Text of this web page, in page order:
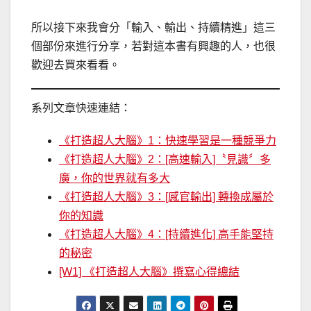
所以接下來我會分「輸入、輸出、持續精進」這三
個部份來進行分享，若對這本書有興趣的人，也很
歡迎去買來看看。
系列文章快速連結：
《打造超人大腦》1：快速學習是一種競爭力
《打造超人大腦》2：[高速輸入]〝見識〞多
廣，你的世界就有多大
《打造超人大腦》3：[感官輸出] 轉換成屬於
你的知識
《打造超人大腦》4：[持續進化] 高手能堅持
的秘密
[W1] 《打造超人大腦》撰寫心得總結